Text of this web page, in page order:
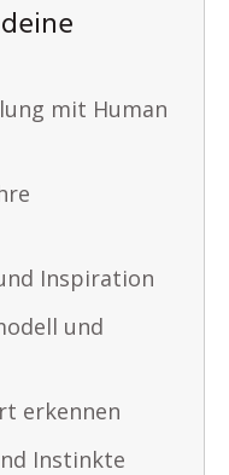
mit Human
Inspiration
und
erkennen
Instinkte